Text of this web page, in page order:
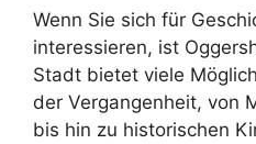
Wenn Sie sich für
interessieren, ist
Stadt bietet viele
der Vergangenheit, von
bis hin zu historischen